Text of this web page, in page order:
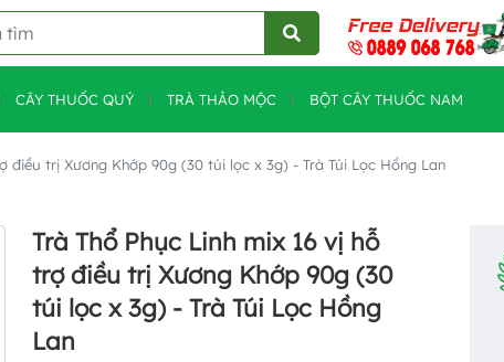
CÂY THUỐC QUÝ TRÀ THẢO MỘC BỘT CÂY THUỐC NAM
điều trị Xương Khớp 90g (30 túi lọc x 3g) - Trà Túi Lọc Hồng Lan
Trà Thổ Phục Linh mix 16 vị hỗ
trợ điều trị Xương Khớp 90g (30
túi lọc x 3g) - Trà Túi Lọc Hồng
Lan